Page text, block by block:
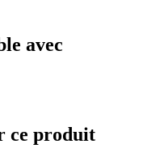
avec
ce produit